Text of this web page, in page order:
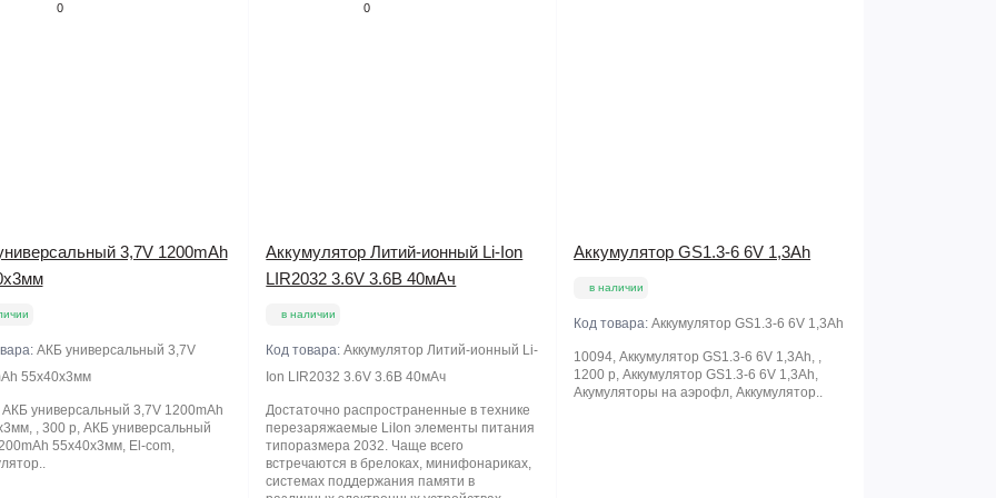
0
3,7V 1200mAh
AКБ универсальный 3,7V
55x40x3мм
AКБ универсальный 3,7V 1200mAh
, 300 р, AКБ универсальный
55x40x3мм, El-com,
0
Аккумулятор Литий-ионный Li-Ion
LIR2032 3.6V 3.6В 40мАч
в наличии
Код товара:Аккумулятор Литий-ионный Li-
Ion LIR2032 3.6V 3.6В 40мАч
Достаточно распространенные в технике
перезаряжаемые LiIon элементы питания
типоразмера 2032. Чаще всего
встречаются в брелоках, минифонариках,
системах поддержания памяти в
Аккумулятор GS1.3-6 6V 1,3Ah
в наличии
Код товара:Аккумулятор GS1.3-6 6V 1,3Ah
10094, Аккумулятор GS1.3-6 6V 1,3Ah, ,
1200 р, Аккумулятор GS1.3-6 6V 1,3Ah,
Акумуляторы на аэрофл, Аккумулятор..